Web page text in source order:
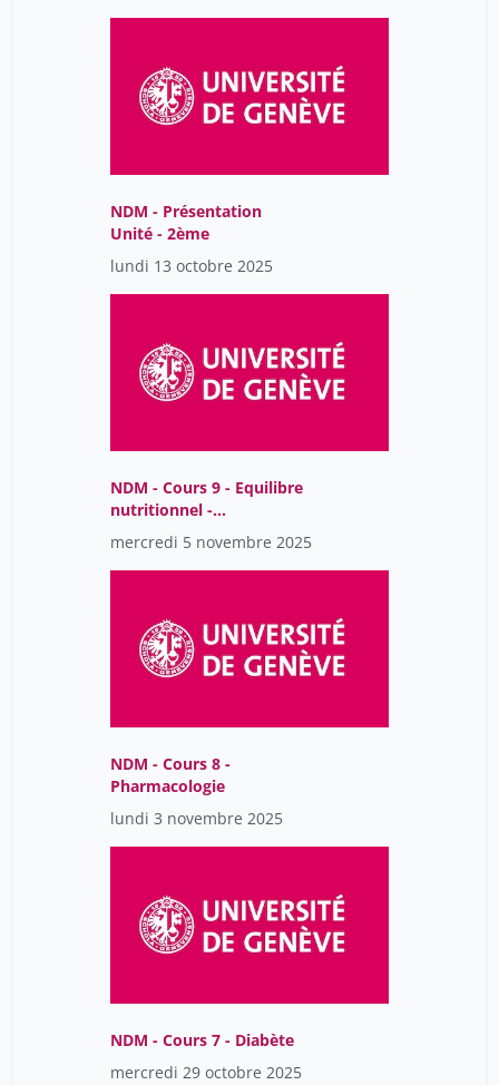
NDM - Présentation
Unité - 2ème
lundi 13 octobre 2025
NDM - Cours 9 - Equilibre
nutritionnel -
malnutrition
mercredi 5 novembre 2025
NDM - Cours 8 -
Pharmacologie
lundi 3 novembre 2025
NDM - Cours 7 - Diabète
mercredi 29 octobre 2025